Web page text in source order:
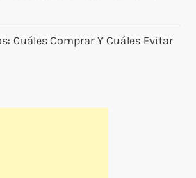
Cuáles Comprar Y Cuáles Evitar